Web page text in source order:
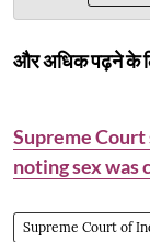
और अधिक पढ़ने के
Supreme
noting sex was
Supreme Court of